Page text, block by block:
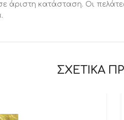
άριστη κατάσταση. Οι
ΣΧΕΤΙΚΑ